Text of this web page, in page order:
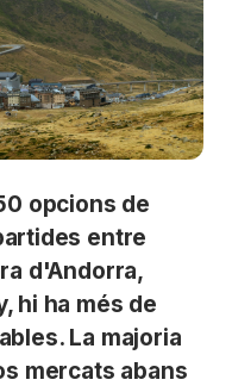
opcions de
entre
d'Andorra,
hi ha més de
La majoria
mercats abans